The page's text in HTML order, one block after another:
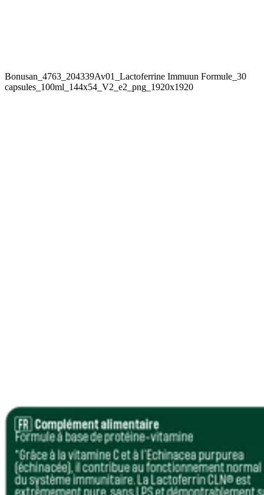
Bonusan_4763_204339Av01_Lactoferrine Immuun Formule_30
capsules_100ml_144x54_V2_e2_png_1920x1920